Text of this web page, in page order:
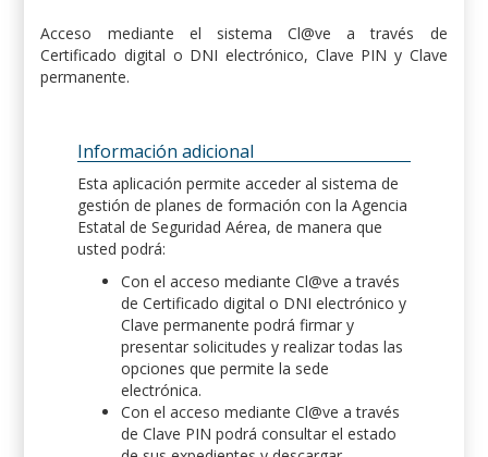
Acceso mediante el sistema Cl@ve a través de
Certificado digital o DNI electrónico, Clave PIN y Clave
permanente.
Información adicional
Esta aplicación permite acceder al sistema de
gestión de planes de formación con la Agencia
Estatal de Seguridad Aérea, de manera que
usted podrá:
Con el acceso mediante Cl@ve a través
de Certificado digital o DNI electrónico y
Clave permanente podrá firmar y
presentar solicitudes y realizar todas las
opciones que permite la sede
electrónica.
Con el acceso mediante Cl@ve a través
de Clave PIN podrá consultar el estado